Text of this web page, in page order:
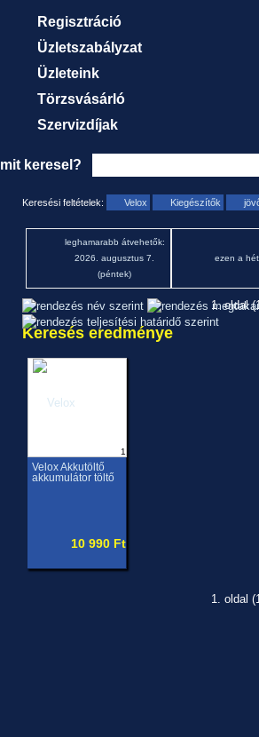
Regisztráció
Üzletszabályzat
Üzleteink
Törzsvásárló
Szervizdíjak
mit keresel?
Keresési feltételek: Velox Kiegészítők
leghamarabb átvehetők:
2026. augusztus 7.
(péntek)
ezen a
1. oldal
Keresés eredménye
1
Velox Akkutöltő
akkumulátor töltő
10 990 Ft
1. oldal